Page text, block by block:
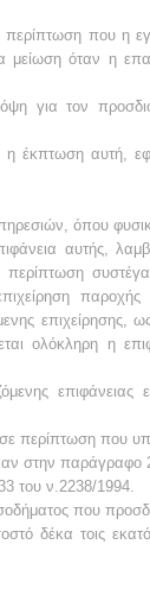
περίπτωση που η
μείωση όταν η
για τον
η έκπτωση αυτή,
όπου
αυτής,
περίπτωση
παροχής
επιχείρησης,
ολόκληρη η
επιφάνειας
περίπτωση που
στην παράγραφο
του ν.2238/1994.
που
δέκα τοις